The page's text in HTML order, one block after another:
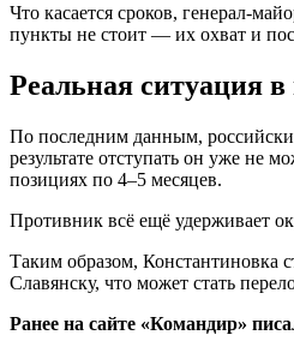
Что касается сроков, генерал-
пункты не стоит — их охват и
Реальная ситуация в
По последним данным,
результате отступать он уже не
позициях по 4–5 месяцев.
Противник всё ещё удерживает
Таким образом, Константиновка
Славянску, что может стать
Ранее на сайте «Командир»